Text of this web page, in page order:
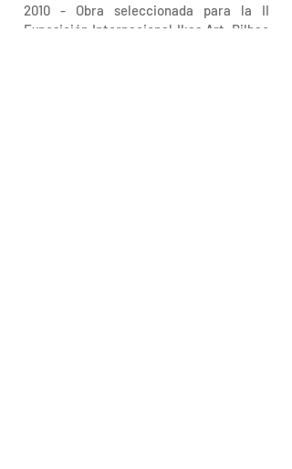
2010 - Obra seleccionada para la II
Exposición Internacional Ikas Art, Bilbao